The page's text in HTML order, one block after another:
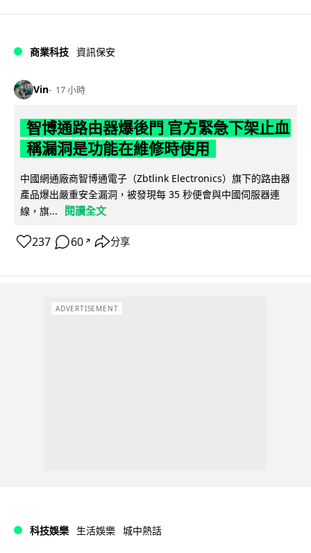
商業科技 資訊保安
Vin 17 小時
智博通路由器爆後門 官方緊急下架止血
稱漏洞是功能在維修時使用
中國網通廠商智博通電子（Zbtlink Electronics）旗下的路由器
產品爆出嚴重安全漏洞，被發現每 35 秒便會與中國伺服器連
線，旗...
閱讀全文
237 60 ↗ 分享
ADVERTISEMENT
科技娛樂 生活娛樂 城中熱話